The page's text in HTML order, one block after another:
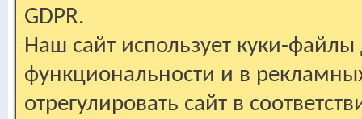
GDPR.
Наш сайт использует куки-файлы
функциональности и в
отрегулировать сайт в